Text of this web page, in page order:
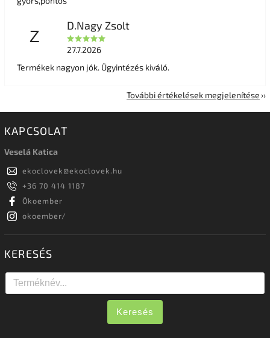
Z
D.Nagy Zsolt
27.7.2026
Termékek nagyon jók. Ügyintézés kiváló.
További értékelések megjelenítése
KAPCSOLAT
Veselá Katica
ekoclovek@ekoclovek.hu
+36 70 414 1187
Ökoember
okoember/
KERESÉS
Keresés